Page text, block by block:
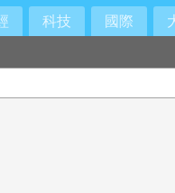
科技 國際